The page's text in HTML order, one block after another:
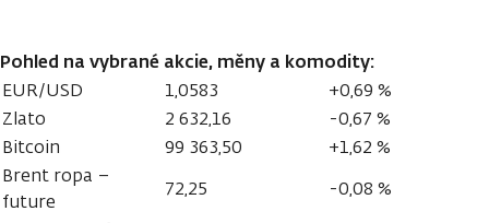
Pohled na vybrané akcie, měny a komodity:
EUR/USD 1,0583
+0,69 %
Zlato
2 632,16
-0,67 %
Bitcoin
99 363,50
+1,62 %
Brent ropa –
future
72,25
-0,08 %